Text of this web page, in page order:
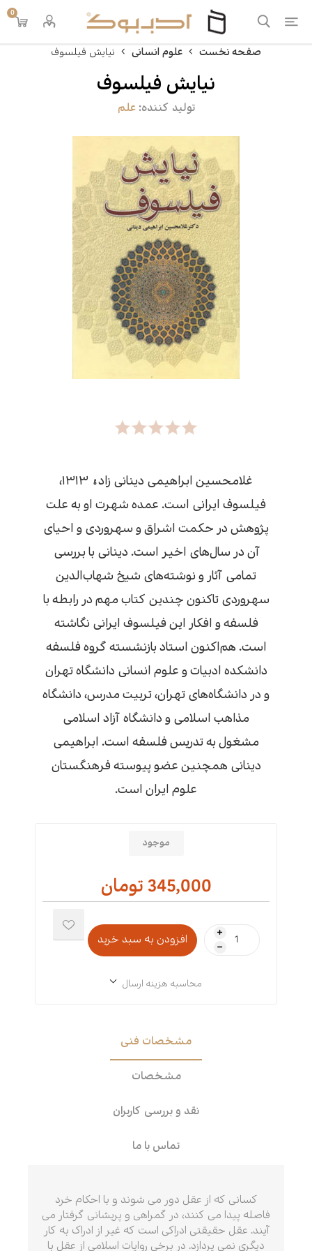
0
صفحه نخست علوم انسانی نیایش فیلسوف
نیایش فیلسوف
تولید کننده: علم
غلامحسین ابراهیمی دینانی زادۀ ۱۳۱۳،
فیلسوف ایرانی است. عمده شهرت او به علت
پژوهش در حکمت اشراق و سهروردی و احیای
آن در سال‌های اخیر است. دینانی با بررسی
تمامی آثار و نوشته‌های شیخ شهاب‌الدین
سهروردی تاکنون چندین کتاب مهم در رابطه با
فلسفه و افکار این فیلسوف ایرانی نگاشته‌
است. هم‌اکنون استاد بازنشسته گروه فلسفه
دانشکده ادبیات و علوم انسانی دانشگاه تهران
و در دانشگاه‌های تهران، تربیت مدرس، دانشگاه
مذاهب اسلامی و دانشگاه آزاد اسلامی
مشغول به تدریس فلسفه است. ابراهیمی
دینانی همچنین عضو پیوسته فرهنگستان
علوم ایران است.
موجود
345,000 تومان
i
h
محاسبه هزینه ارسال
مشخصات فنی
مشخصات
نقد و بررسی کاربران
تماس با ما
کسانی که از عقل دور می شوند و با احکام خرد
فاصله پیدا می کنند، در گمراهی و پریشانی گرفتار می
آیند. عقل حقیقتی ادراکی است که غیر از ادراک به کار
‏دیگری نمی پردازد. در برخی روایات اسلامی از عقل با